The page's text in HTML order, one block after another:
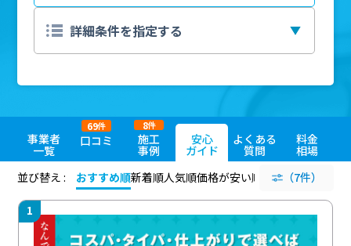
事業者
一覧
口コミ
69件
施工
事例
8件
安心
ガイド
よくある
質問
料金
相場
並び替え :
おすすめ順新着順人気順価格が安い順 評価が高い順
（7件）
1